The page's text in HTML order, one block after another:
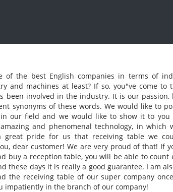
of the best English companies in terms of
and machines at least? If so, you"ve come to
been involved in the industry. It is our passion,
synonyms of these words. We would like to
our field and we would like to show it to
and phenomenal technology, in
pride for us that receiving table we
dear customer! We are very proud of that! If
buy a reception table, you will be able to count
these days it is really a good guarantee. I am
the receiving table of our super company
impatiently in the branch of our company!